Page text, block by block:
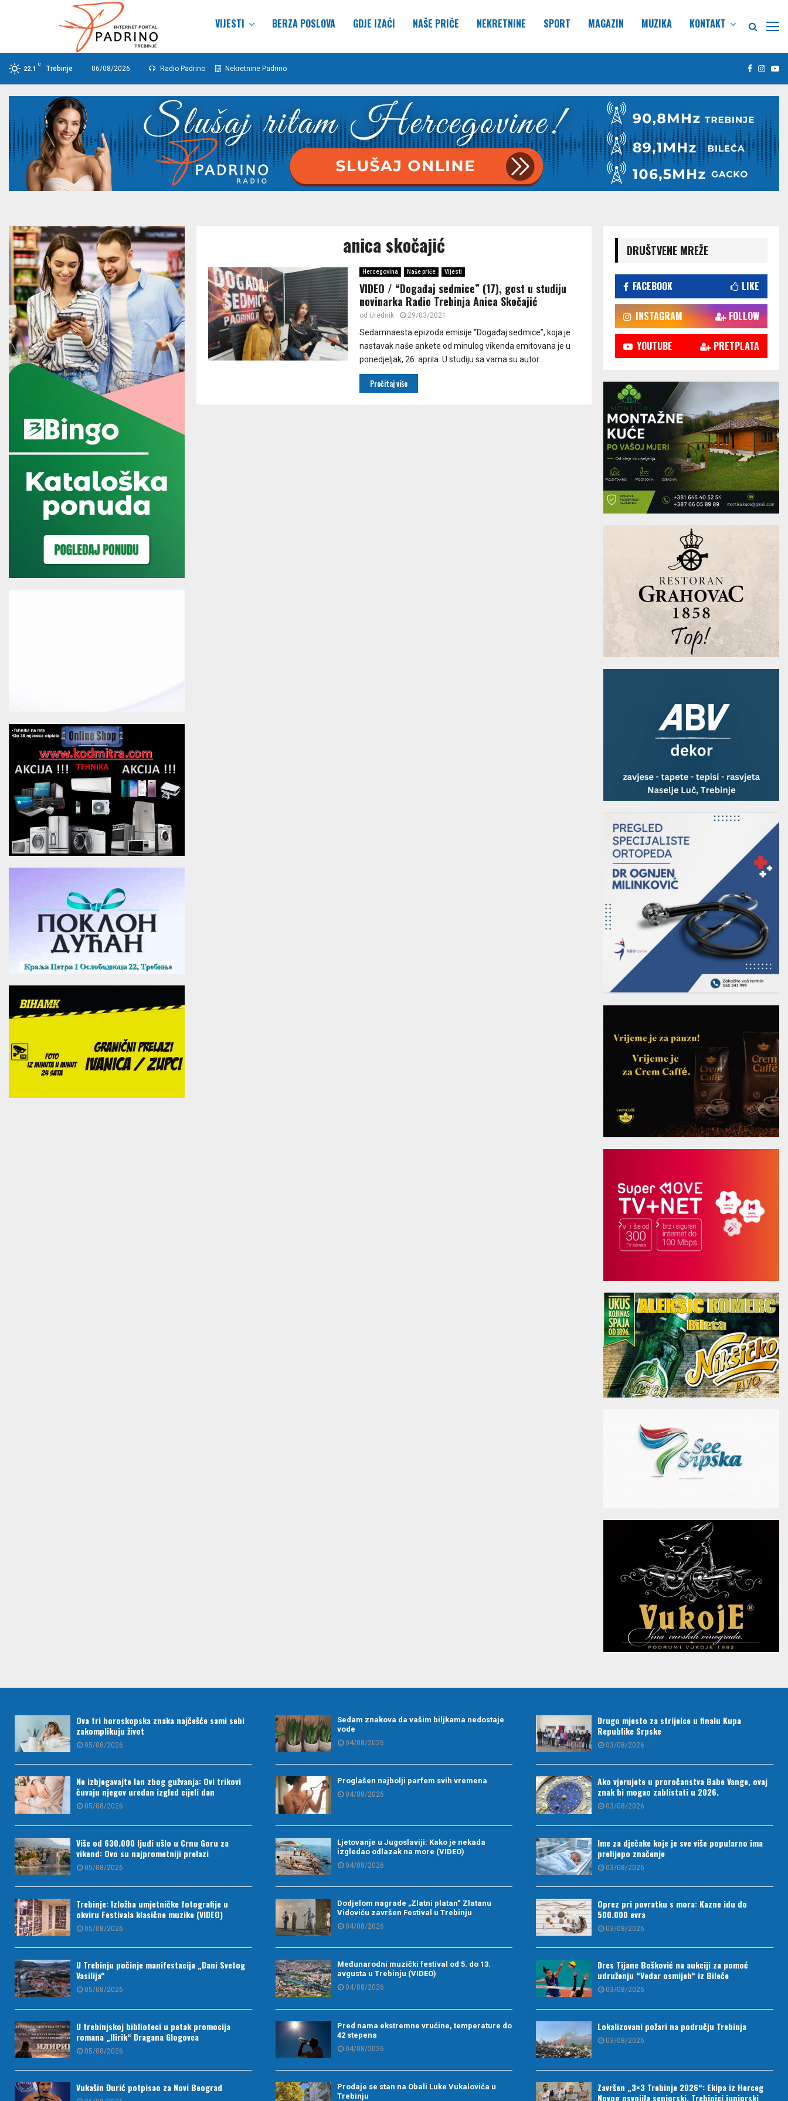
VIJESTI BERZA POSLOVA GDJE IZAĆI NAŠE PRIČE NEKRETNINE SPORT MAGAZIN MUZIKA KONTAKT
22.1
C
Trebinje 06/08/2026 Radio Padrino Nekretnine Padrino Facebook
anica skočajić
Hercegovina Naše priče Vijesti
VIDEO / “Događaj sedmice” (17), gost u studiju
novinarka Radio Trebinja Anica Skočajić
od Urednik 29/03/2021
Sedamnaesta epizoda emisije “Događaj sedmice”, koja je
nastavak naše ankete od minulog vikenda emitovana je u
ponedjeljak, 26. aprila. U studiju sa vama su autor...
Pročitaj više
DRUŠTVENE MREŽE
FACEBOOK LIKE
INSTAGRAM FOLLOW
YOUTUBE PRETPLATA
Ova tri horoskopska znaka najčešće sami sebi
zakomplikuju život
05/08/2026
Ne izbjegavajte lan zbog gužvanja: Ovi trikovi
čuvaju njegov uredan izgled cijeli dan
05/08/2026
Više od 630.000 ljudi ušlo u Crnu Goru za
vikend: Ovo su najprometniji prelazi
05/08/2026
Trebinje: Izložba umjetničke fotografije u
okviru Festivala klasične muzike (VIDEO)
05/08/2026
U Trebinju počinje manifestacija „Dani Svetog
Vasilija“
05/08/2026
U trebinjskoj biblioteci u petak promocija
romana „Ilirik“ Dragana Glogovca
05/08/2026
Vukašin Đurić potpisao za Novi Beograd
Sedam znakova da vašim biljkama nedostaje
vode
04/08/2026
Proglašen najbolji parfem svih vremena
04/08/2026
Ljetovanje u Jugoslaviji: Kako je nekada
izgledao odlazak na more (VIDEO)
04/08/2026
Dodjelom nagrade „Zlatni platan“ Zlatanu
Vidoviću završen Festival u Trebinju
04/08/2026
Međunarodni muzički festival od 5. do 13.
avgusta u Trebinju (VIDEO)
04/08/2026
Pred nama ekstremne vrućine, temperature do
42 stepena
04/08/2026
Prodaje se stan na Obali Luke Vukalovića u
Trebinju
Drugo mjesto za strijelce u finalu Kupa
Republike Srpske
03/08/2026
Ako vjerujete u proročanstva Babe Vange, ovaj
znak bi mogao zablistati u 2026.
03/08/2026
Ime za dječake koje je sve više popularno ima
prelijepo značenje
03/08/2026
Oprez pri povratku s mora: Kazne idu do
500.000 evra
03/08/2026
Dres Tijane Bošković na aukciji za pomoć
udruženju “Vedar osmijeh“ iz Bileće
03/08/2026
Lokalizovani požari na području Trebinja
03/08/2026
Završen „3×3 Trebinje 2026“: Ekipa iz Herceg
Novog osvojila seniorski, Trebinjci juniorski